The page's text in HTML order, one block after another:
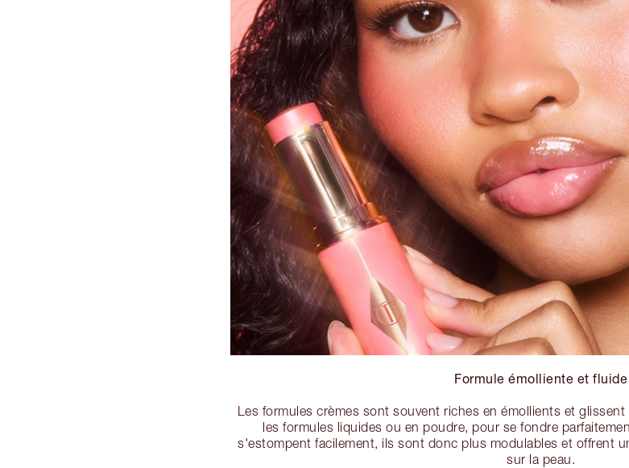
Formule émolliente et fluide
Les formules crèmes sont souvent riches en émollients et
les formules liquides ou en poudre, pour se fondre
s'estompent facilement, ils sont donc plus modulables et offrent
sur la peau.